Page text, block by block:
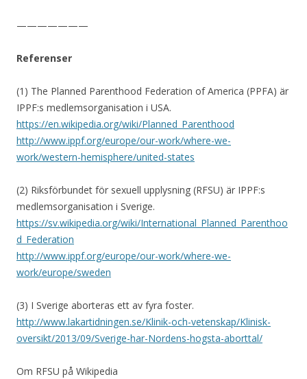
———————
Referenser
(1) The Planned Parenthood Federation of America (PPFA) är
IPPF:s medlemsorganisation i USA.
https://en.wikipedia.org/wiki/Planned_Parenthood
http://www.ippf.org/europe/our-work/where-we-
work/western-hemisphere/united-states
(2) Riksförbundet för sexuell upplysning (RFSU) är IPPF:s
medlemsorganisation i Sverige.
https://sv.wikipedia.org/wiki/International_Planned_Parenthoo
d_Federation
http://www.ippf.org/europe/our-work/where-we-
work/europe/sweden
(3) I Sverige aborteras ett av fyra foster.
http://www.lakartidningen.se/Klinik-och-vetenskap/Klinisk-
oversikt/2013/09/Sverige-har-Nordens-hogsta-aborttal/
Om RFSU på Wikipedia